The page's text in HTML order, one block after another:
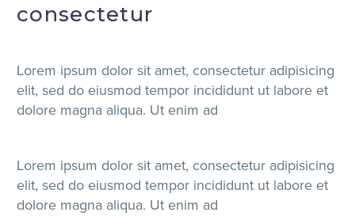
consectetur
Lorem ipsum dolor sit amet, consectetur adipisicing
elit, sed do eiusmod tempor incididunt ut labore et
dolore magna aliqua. Ut enim ad
Lorem ipsum dolor sit amet, consectetur adipisicing
elit, sed do eiusmod tempor incididunt ut labore et
dolore magna aliqua. Ut enim ad